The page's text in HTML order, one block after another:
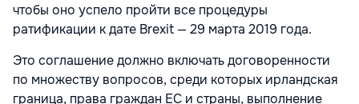
чтобы оно успело пройти все процедуры
ратификации к дате Brexit — 29 марта 2019 года.
Это соглашение должно включать договоренности
по множеству вопросов, среди которых ирландская
граница, права граждан ЕС и страны, выполнение